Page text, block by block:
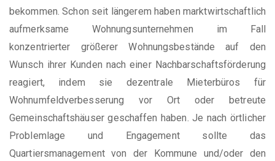
bekommen. Schon seit längerem haben marktwirtschaftlich
aufmerksame Wohnungsunternehmen im Fall
konzentrierter größerer Wohnungsbestände auf den
Wunsch ihrer Kunden nach einer Nachbarschaftsförderung
reagiert, indem sie dezentrale Mieterbüros für
Wohnumfeldverbesserung vor Ort oder betreute
Gemeinschaftshäuser geschaffen haben. Je nach örtlicher
Problemlage und Engagement sollte das
Quartiersmanagement von der Kommune und/oder den